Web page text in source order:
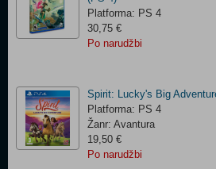
Platforma: PS 4
30,75 €
Po narudžbi
Spirit: Lucky's Big
Platforma: PS 4
Žanr: Avantura
19,50 €
Po narudžbi